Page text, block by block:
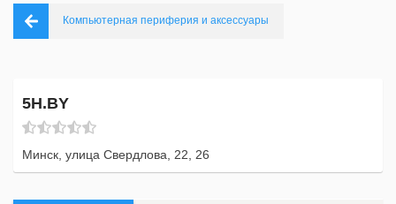
Компьютерная периферия и аксессуары
5H.BY
Минск, улица Свердлова, 22, 26